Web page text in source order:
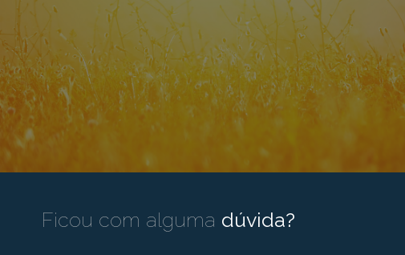
Ficou com alguma dúvida?